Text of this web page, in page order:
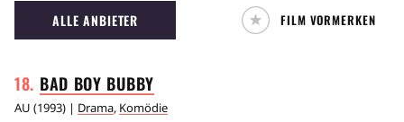
ist, muss Thor den Götterkiller Gorr aufhalten.
ALLE ANBIETER FILM VORMERKEN
BAD BOY BUBBY
AU (1993) | Drama, Komödie